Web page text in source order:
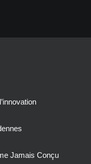
Jamais Conçu